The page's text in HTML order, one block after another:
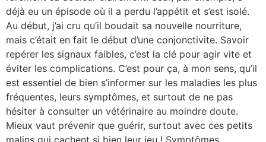
déjà eu un épisode où il a perdu l’appétit et s’est isolé.
Au début, j’ai cru qu’il boudait sa nouvelle nourriture,
mais c’était en fait le début d’une conjonctivite. Savoir
repérer les signaux faibles, c’est la clé pour agir vite et
éviter les complications. C’est pour ça, à mon sens, qu’il
est essentiel de bien s’informer sur les maladies les plus
fréquentes, leurs symptômes, et surtout de ne pas
hésiter à consulter un vétérinaire au moindre doute.
Mieux vaut prévenir que guérir, surtout avec ces petits
malins qui cachent si bien leur jeu ! Symptômes